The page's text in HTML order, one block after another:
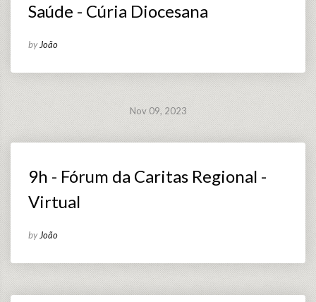
Saúde - Cúria Diocesana
by João
Nov 09, 2023
9h - Fórum da Caritas Regional -
Virtual
by João